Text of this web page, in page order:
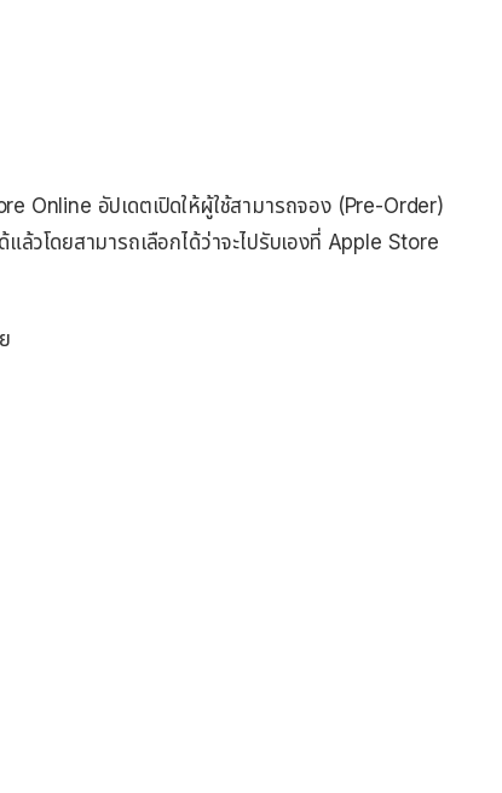
Online อัปเดตเปิดให้ผู้ใช้สามารถจอง (Pre-Order)
วโดยสามารถเลือกได้ว่าจะไปรับเองที่ Apple Store